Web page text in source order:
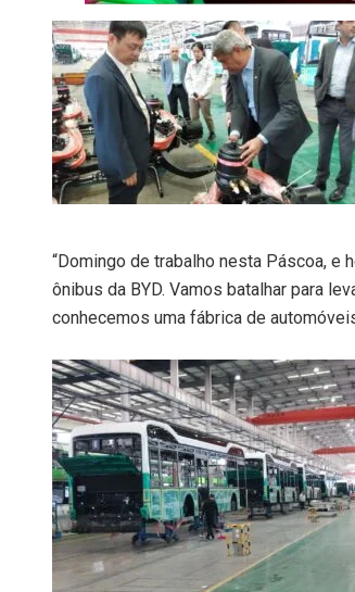
“Domingo de trabalho nesta Páscoa, e
ônibus da BYD. Vamos batalhar para
conhecemos uma fábrica de